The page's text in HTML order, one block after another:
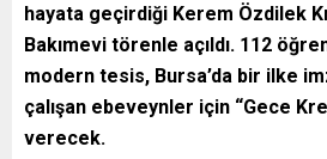
hayata geçirdiği Kerem Özdilek
Bakımevi törenle açıldı. 112
modern tesis, Bursa’da bir ilke
çalışan ebeveynler için “Gece
verecek.